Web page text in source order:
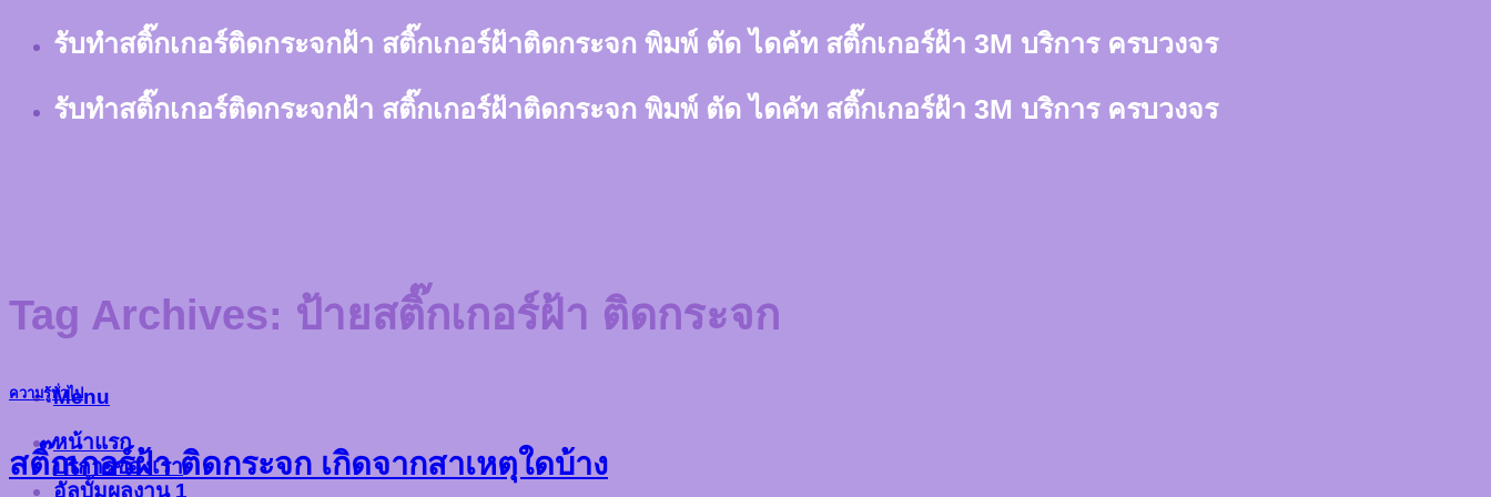
รับทำสติ๊กเกอร์ติดกระจกฝ้า สติ๊กเกอร์ฝ้าติดกระจก พิมพ์ ตัด ไดคัท สติ๊กเกอร์ฝ้า 3M บริการ ครบวงจร
รับทำสติ๊กเกอร์ติดกระจกฝ้า สติ๊กเกอร์ฝ้าติดกระจก พิมพ์ ตัด ไดคัท สติ๊กเกอร์ฝ้า 3M บริการ ครบวงจร
Menu
หน้าแรก
บริการของเรา
อัลบั้มผลงาน 1
Tag Archives: ป้ายสติ๊กเกอร์ฝ้า ติดกระจก
ความรู้ทั่วไป
สติ๊กเกอร์ฝ้า ติดกระจก เกิดจากสาเหตุใดบ้าง